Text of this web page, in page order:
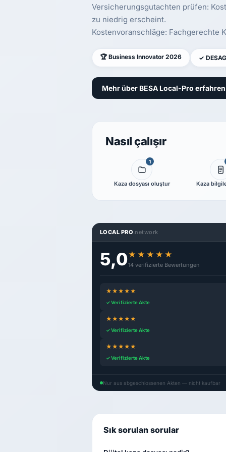
Versicherungsgutachten prüfen:
zu niedrig erscheint.
Kostenvoranschläge: Fachgerechte
🏆 Business Innovator 2026 ✓
Mehr über BESA Local-Pro
Nasıl çalışır
1
Kaza dosyası oluştur Kaza
LOCAL PRO.network
5,0★★★★★
14 verifizierte Bewertungen
★★★★★
✓ Verifizierte Akte
★★★★★
✓ Verifizierte Akte
★★★★★
✓ Verifizierte Akte
Nur aus abgeschlossenen Akten — nicht kaufbar
Sık sorulan sorular